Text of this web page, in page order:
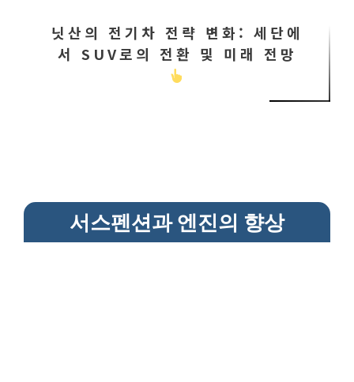
닛산의 전기차 전략 변화: 세단에
서 SUV로의 전환 및 미래 전망
서스펜션과 엔진의 향상